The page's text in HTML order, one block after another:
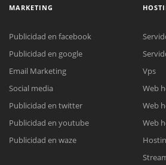
Reunión online
Meet para la reunión
Cotización
Chat Online
Todos nuestros ejecutivos están fuera de
MARKETING
Publicidad en facebook
Publicidad en google
Email Marketing
Social media
Publicidad en twitter
Publicidad en youtube
Publicidad en waze
Vps
Web
Web
Web